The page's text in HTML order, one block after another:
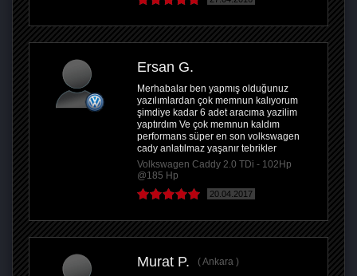
Ersan G.
Merhabalar ben yapmış olduğunuz
yazılımlardan çok memnun kalıyorum
şimdiye kadar 6 adet aracıma yazilim
yaptırdım Ve çok memnun kaldım
performans süper en son volkswagen
cady anlatılmaz yaşanır tebrikler
Volkswagen Caddy 2.0 TDi - 102Hp
@185 Hp
20.04.2017
Murat P.
Ankara